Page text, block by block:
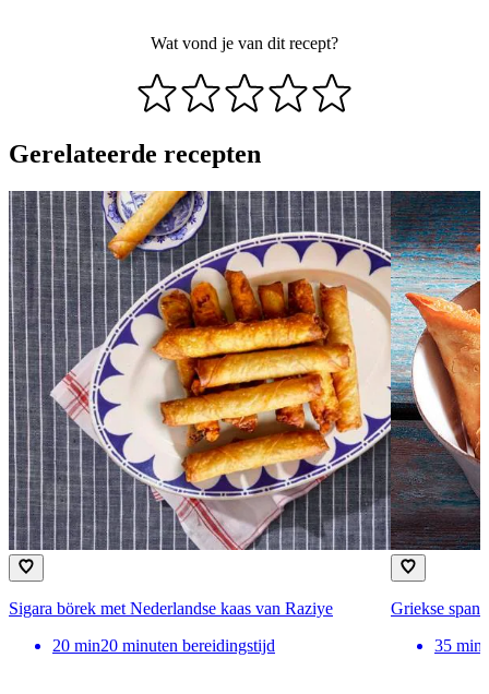
Wat vond je van dit recept?
Gerelateerde recepten
Sigara börek met Nederlandse kaas van Raziye
20 min20 minuten bereidingstijd
Griekse
35 min